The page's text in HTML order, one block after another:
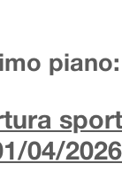
piano:
04/2026